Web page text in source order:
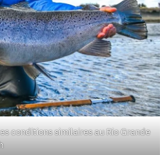
conditions similaires au Rio Grande